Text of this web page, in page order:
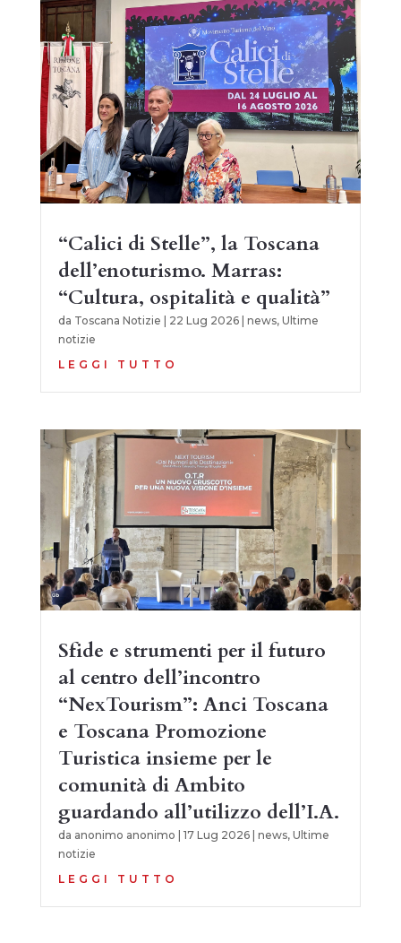
“Calici di Stelle”, la Toscana
dell’enoturismo. Marras:
“Cultura, ospitalità e qualità”
da Toscana Notizie | 22 Lug 2026| news, Ultime
notizie
LEGGI TUTTO
Sfide e strumenti per il futuro
al centro dell’incontro
“NexTourism”: Anci Toscana
e Toscana Promozione
Turistica insieme per le
comunità di Ambito
guardando all’utilizzo dell’I.A.
da anonimo anonimo | 17 Lug 2026| news, Ultime
notizie
LEGGI TUTTO